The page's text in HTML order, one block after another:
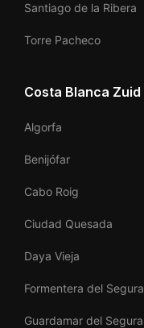
Santiago de la Ribera
Torre Pacheco
Costa Blanca Zuid
Algorfa
Benijófar
Cabo Roig
Ciudad Quesada
Daya Vieja
Formentera del Segura
Guardamar del Segura